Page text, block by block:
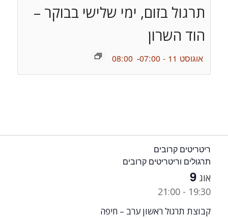
תרגול בזום, ימי שלישי בבוקר –
הוד השרון
אוגוסט 11 - 07:00 -
08:00
ריטריטים קרובים
תרגולים וריטריטים קרובים
אוג 9
19:30
-
21:00
קבוצת תרגול ראשון ערב – חיפה